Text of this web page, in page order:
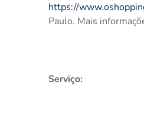
https://
Paulo. Mais
Serviço: